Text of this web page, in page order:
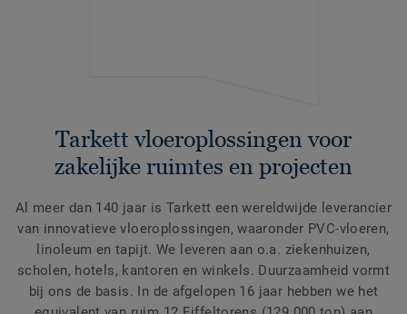
Tarkett vloeroplossingen voor
zakelijke ruimtes en projecten
Al meer dan 140 jaar is Tarkett een wereldwijde leverancier
van innovatieve vloeroplossingen, waaronder PVC-vloeren,
linoleum en tapijt. We leveren aan o.a. ziekenhuizen,
scholen, hotels, kantoren en winkels. Duurzaamheid vormt
bij ons de basis. In de afgelopen 16 jaar hebben we het